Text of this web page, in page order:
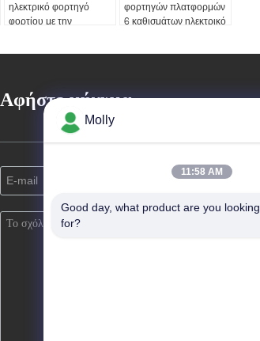
ηλεκτρικό φορτηγό
φορτίου με την
φορτηγών πλατφορμών
6 καθισμάτων ηλεκτρικό
Αφήστε μήνυμα
Molly
11:58 AM
Good day, what product are you looking
for?